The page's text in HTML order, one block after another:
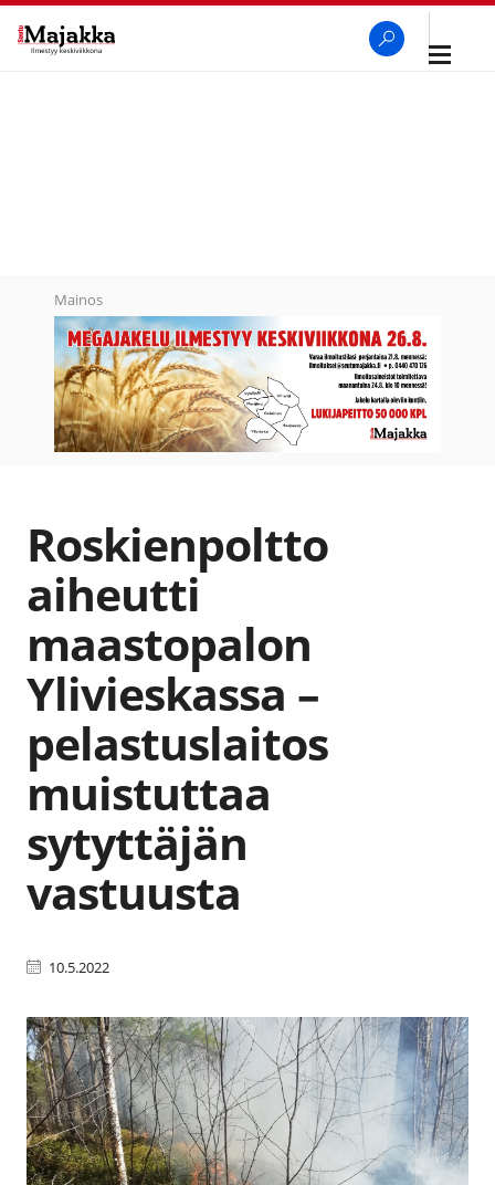
Avaa
Mainos
Roskienpoltto
aiheutti
maastopalon
Ylivieskassa –
pelastuslaitos
muistuttaa
sytyttäjän
vastuusta
10.5.2022